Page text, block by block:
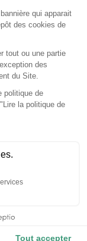
légales